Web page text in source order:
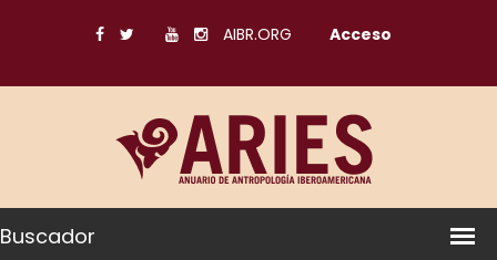
AIBR.ORG Acceso
Buscador